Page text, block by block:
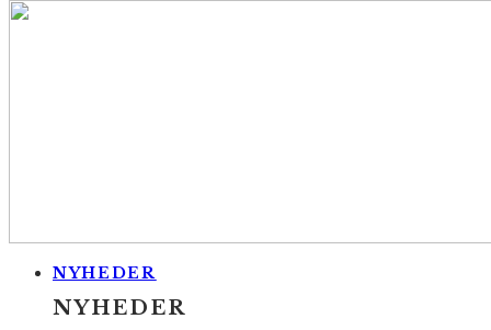
NYHEDER
NYHEDER